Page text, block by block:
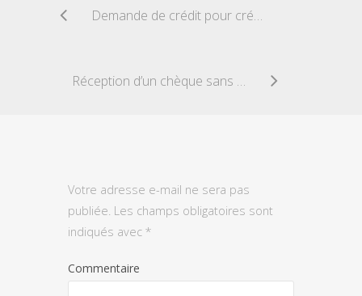
Demande de crédit pour création de société
Réception d’un chèque sans provision
Votre adresse e-mail ne sera pas
publiée. Les champs obligatoires sont
indiqués avec *
Commentaire